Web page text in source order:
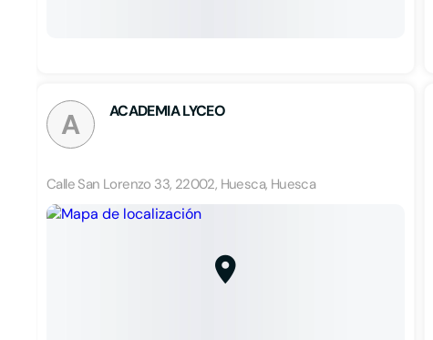
A ACADEMIA LYCEO
Calle San Lorenzo 33, 22002, Huesca, Huesca